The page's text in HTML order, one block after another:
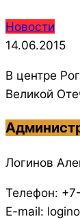
2015-
06-
Новости
14.06.2015
В центре
Великой
Логинов
Телефон:
E-mail: